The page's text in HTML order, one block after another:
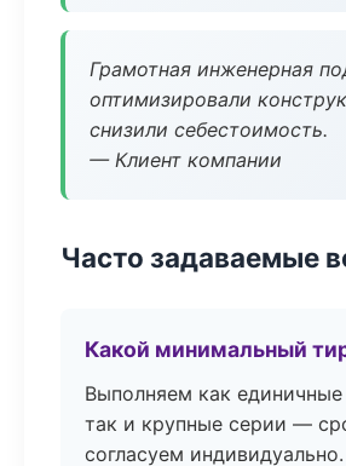
Грамотная инженерная
оптимизировали
снизили себестоимость.
— Клиент компании
Часто задаваемые
Какой минимальный
Выполняем как единичные
так и крупные серии —
согласуем индивидуально.